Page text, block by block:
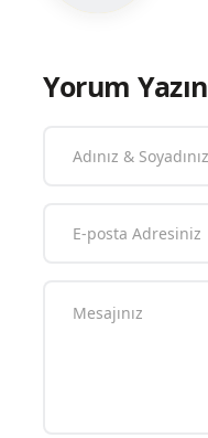
Yorum Yazın